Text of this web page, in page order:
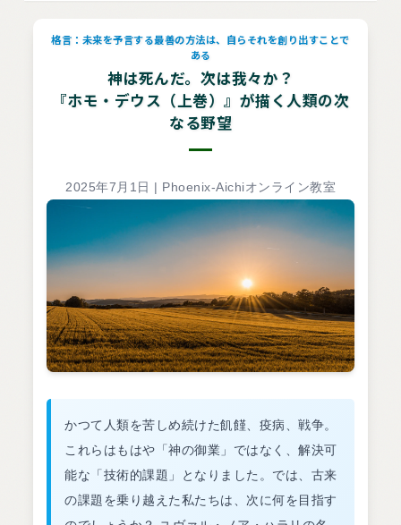
格言：未来を予言する最善の方法は、自らそれを創り出すことで
ある
神は死んだ。次は我々か？
『ホモ・デウス（上巻）』が描く人類の次
なる野望
2025年7月1日 | Phoenix-Aichiオンライン教室
かつて人類を苦しめ続けた飢饉、疫病、戦争。
これらはもはや「神の御業」ではなく、解決可
能な「技術的課題」となりました。では、古来
の課題を乗り越えた私たちは、次に何を目指す